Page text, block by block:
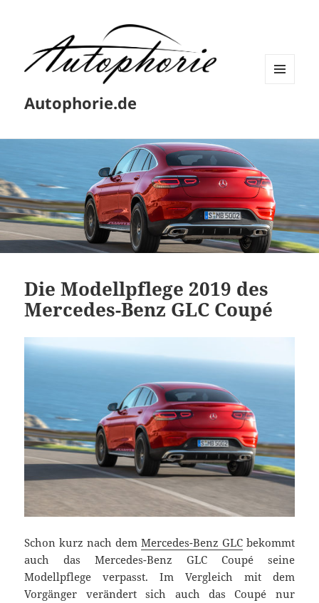
Autophorie.de
Die Modellpflege 2019 des
Mercedes-Benz GLC Coupé
Schon kurz nach dem Mercedes-Benz GLCbekommt
auch das Mercedes-Benz GLC Coupé seine
Modellpflege verpasst. Im Vergleich mit dem
Vorgänger verändert sich auch das Coupé nur